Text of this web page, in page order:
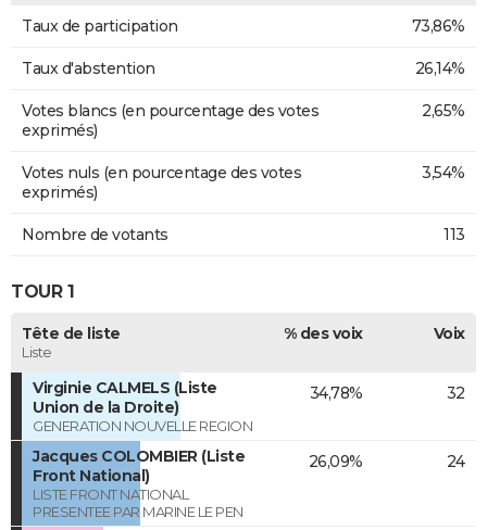
Taux de participation 73,86%
Taux d'abstention 26,14%
Votes blancs (en pourcentage des votes
exprimés)
2,65%
Votes nuls (en pourcentage des votes
exprimés)
3,54%
Nombre de votants 113
TOUR 1
Tête de liste
Liste
% des voix Voix
Virginie CALMELS (Liste
Union de la Droite)
GENERATION NOUVELLE REGION
34,78% 32
Jacques COLOMBIER (Liste
Front National)
LISTE FRONT NATIONAL
PRESENTEE PAR MARINE LE PEN
26,09% 24